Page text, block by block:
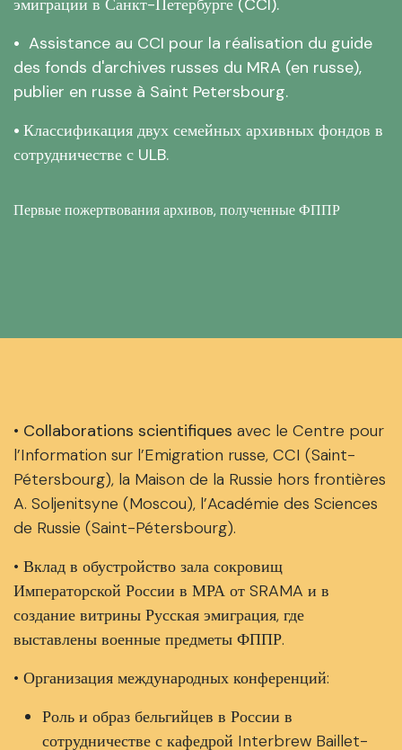
эмиграции в Санкт-Петербурге (CCI).
• Assistance au CCI pour la réalisation du guide
des fonds d'archives russes du MRA (en russe),
publier en russe à Saint Petersbourg.
• Классификация двух семейных архивных фондов в
сотрудничестве с ULB.
Первые пожертвования архивов, полученные ФППР
• Collaborations scientifiques avec le Centre pour
l’Information sur l’Emigration russe, CCI (Saint-
Pétersbourg), la Maison de la Russie hors frontières
A. Soljenitsyne (Moscou), l’Académie des Sciences
de Russie (Saint-Pétersbourg).
• Вклад в обустройство зала сокровищ
Императорской России в МРА от SRAMA и в
создание витрины Русская эмиграция, где
выставлены военные предметы ФППР.
• Организация международных конференций:
Роль и образ бельгийцев в России в
сотрудничестве с кафедрой Interbrew Baillet-